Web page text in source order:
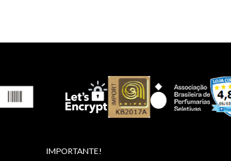
IMPORTANTE!